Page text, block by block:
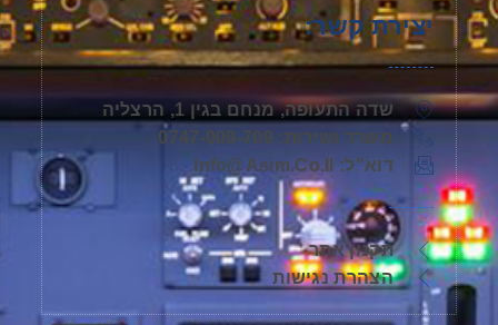
יצירת קשר:
שדה התעופה, מנחם בגין 1, הרצליה
משרד ושירות: 0747-009-709
דוא"ל: Info@asim.co.il
תקנון אתר
הצהרת נגישות